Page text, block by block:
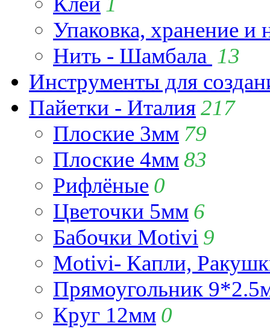
Упаковка, хранение и
Нить - Шамбала 13
Инструменты для
Пайетки - Италия217
Плоские 3мм 79
Плоские 4мм83
Рифлёные 0
Цветочки 5мм 6
Бабочки Motivi 9
Motivi- Капли,
Прямоугольник
Круг 12мм 0